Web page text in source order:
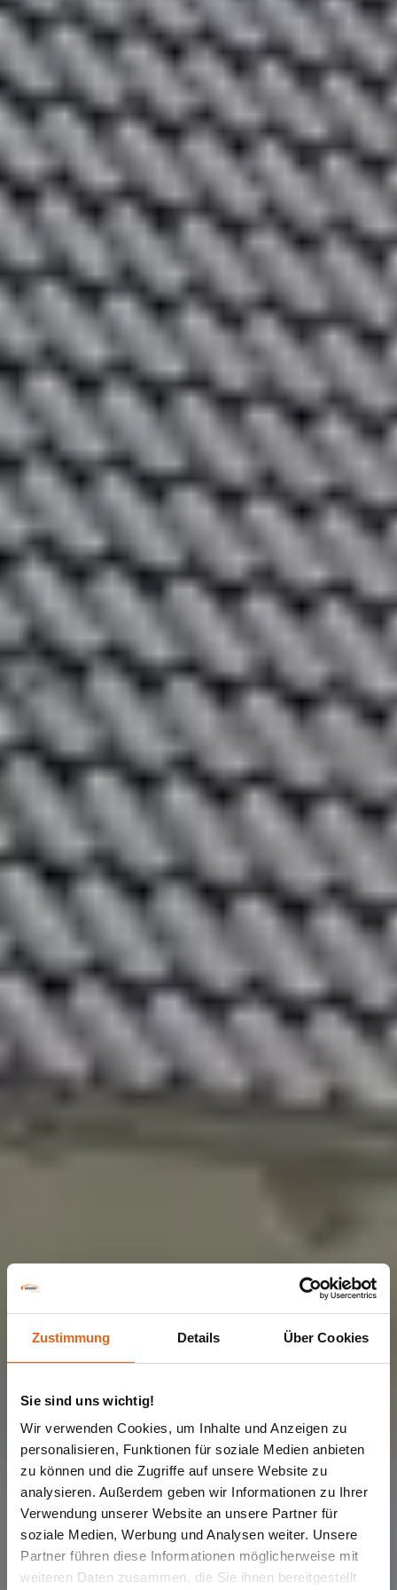
Zustimmung Details Über Cookies
Sie sind uns wichtig!
Wir verwenden Cookies, um Inhalte und Anzeigen zu
personalisieren, Funktionen für soziale Medien anbieten
zu können und die Zugriffe auf unsere Website zu
analysieren. Außerdem geben wir Informationen zu Ihrer
Verwendung unserer Website an unsere Partner für
soziale Medien, Werbung und Analysen weiter. Unsere
Partner führen diese Informationen möglicherweise mit
weiteren Daten zusammen, die Sie ihnen bereitgestellt
MEHRPARTEIENHAUS
Mehrfamilienhaus
mit 3